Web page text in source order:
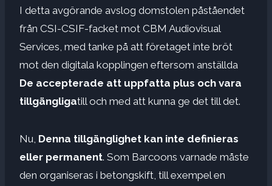
I detta avgörande avslog domstolen påståendet
från CSI-CSIF-facket mot CBM Audiovisual
Services, med tanke på att företaget inte bröt
mot den digitala kopplingen eftersom anställda
De accepterade att uppfatta plus och vara
tillgängligatill och med att kunna ge det till det.
Nu, Denna tillgänglighet kan inte definieras
eller permanent. Som Barcoons varnade måste
den organiseras i betongskift, till exempel en